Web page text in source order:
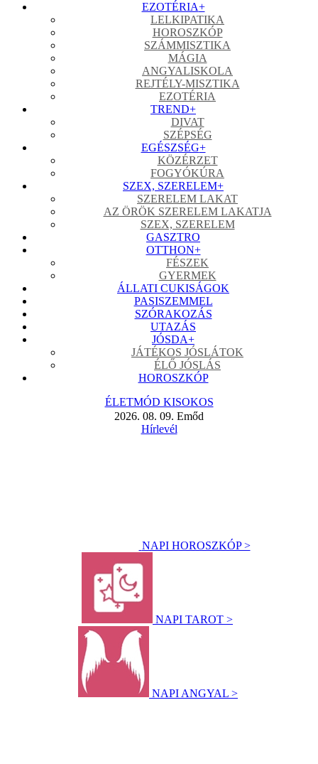
EZOTÉRIA+
LELKIPATIKA
HOROSZKÓP
SZÁMMISZTIKA
MÁGIA
ANGYALISKOLA
REJTÉLY-MISZTIKA
EZOTÉRIA
TREND+
DIVAT
SZÉPSÉG
EGÉSZSÉG+
KÖZÉRZET
FOGYÓKÚRA
SZEX, SZERELEM+
SZERELEM LAKAT
AZ ÖRÖK SZERELEM LAKATJA
SZEX, SZERELEM
GASZTRO
OTTHON+
FÉSZEK
GYERMEK
ÁLLATI CUKISÁGOK
PASISZEMMEL
SZÓRAKOZÁS
UTAZÁS
JÓSDA+
JÁTÉKOS JÓSLÁTOK
ÉLŐ JÓSLÁS
HOROSZKÓP
ÉLETMÓD KISOKOS
2026. 08. 09. Emőd
Hírlevél
NAPI HOROSZKÓP >
NAPI TAROT >
NAPI ANGYAL >